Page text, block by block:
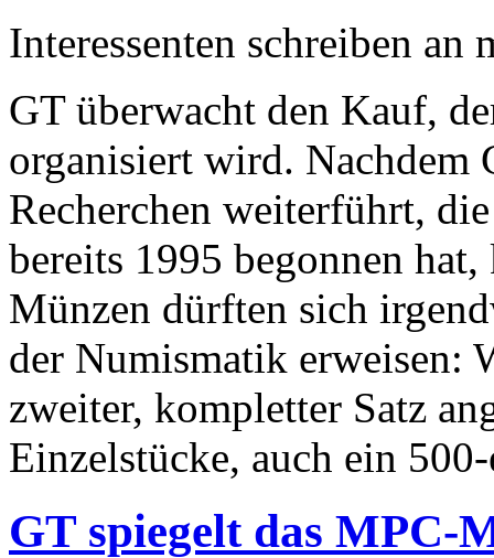
Interessenten schreiben
GT überwacht den Kauf,
organisiert wird. Nachdem
Recherchen weiterführt,
bereits 1995 begonnen
Münzen dürften sich
der Numismatik erweisen:
zweiter, kompletter Satz
Einzelstücke, auch ein
GT spiegelt das MPC-